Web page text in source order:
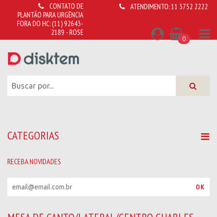
CONTATO DE
PLANTÃO PARA URGÊNCIA
FORA DO HC:(11) 92643-
2189 - ROSE
ATENDIMENTO:11 3752 2222
0
CATEGORIAS
RECEBA NOVIDADES
OK